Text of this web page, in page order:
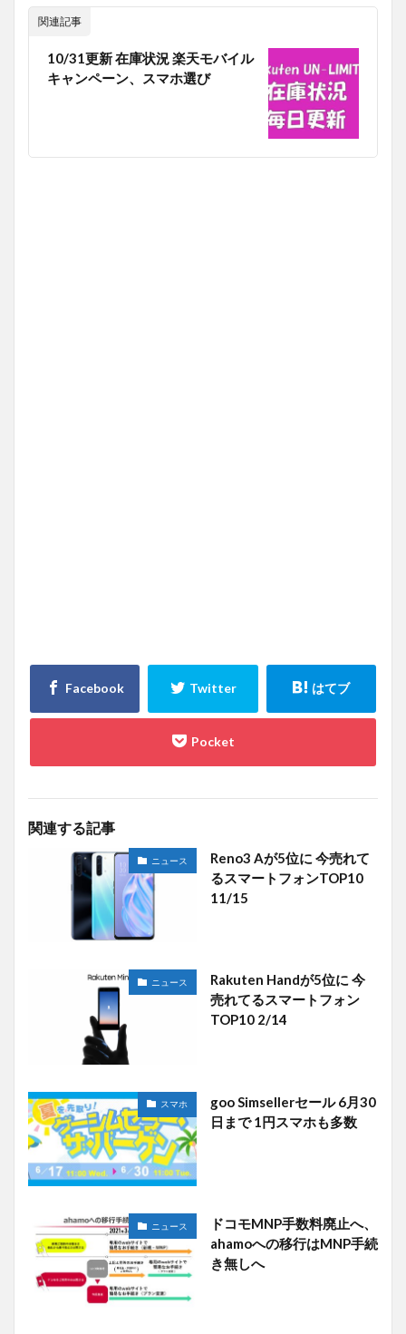
関連記事
10/31更新 在庫状況 楽天モバイル
キャンペーン、スマホ選び
関連する記事
ニュース
Reno3 Aが5位に 今売れて
るスマートフォンTOP10
11/15
ニュース
Rakuten Handが5位に 今
売れてるスマートフォン
TOP10 2/14
スマホ
goo Simsellerセール 6月30
日まで 1円スマホも多数
ニュース
ドコモMNP手数料廃止へ、
ahamoへの移行はMNP手続
き無しへ